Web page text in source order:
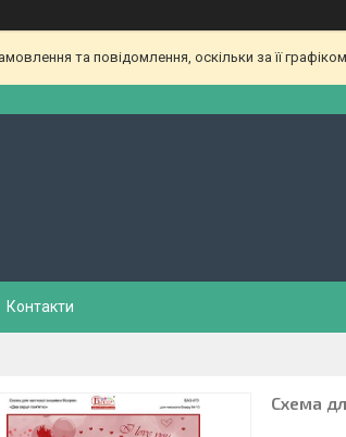
та повідомлення, оскільки за її
Контакти
Схема